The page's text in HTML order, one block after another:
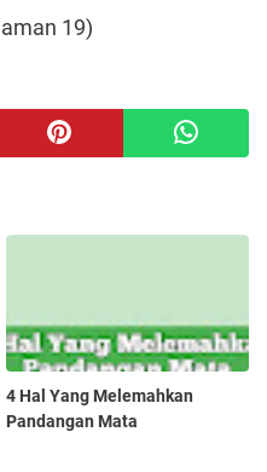
19)
4 Hal Yang Melemahkan
Pandangan Mata